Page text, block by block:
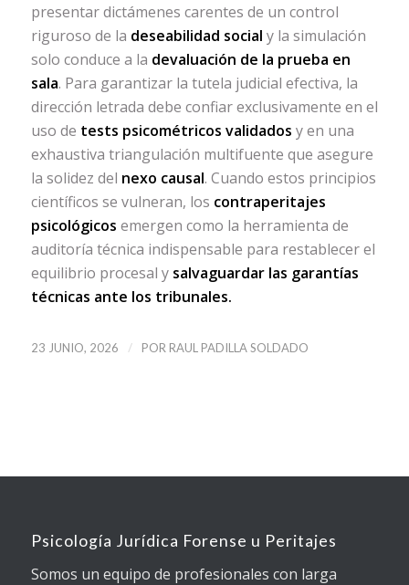
presentar dictámenes carentes de un control
riguroso de la deseabilidad social y la simulación
solo conduce a la devaluación de la prueba en
sala. Para garantizar la tutela judicial efectiva, la
dirección letrada debe confiar exclusivamente en el
uso de tests psicométricos validados y en una
exhaustiva triangulación multifuente que asegure
la solidez del nexo causal. Cuando estos principios
científicos se vulneran, los contraperitajes
psicológicos emergen como la herramienta de
auditoría técnica indispensable para restablecer el
equilibrio procesal y salvaguardar las garantías
técnicas ante los tribunales.
23 JUNIO, 2026 / POR RAUL PADILLA SOLDADO
Psicología Jurídica Forense u Peritajes
Somos un equipo de profesionales con larga